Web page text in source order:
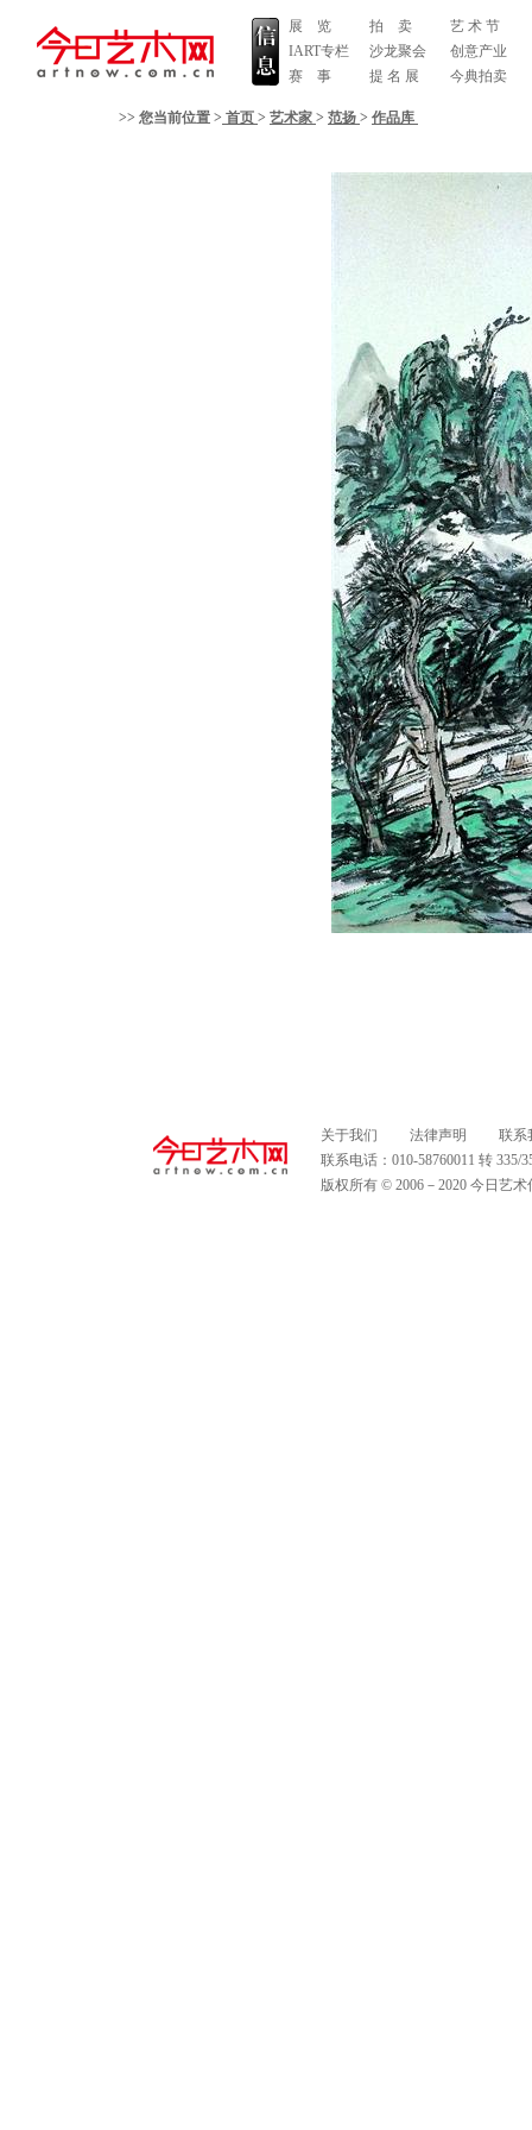
展 览
IART专栏
赛 事
拍 卖
沙龙聚会
提 名 展
艺 术 节
创意产业
今典拍卖
>> 您当前位置 > 首页 > 艺术家 > 范扬 > 作品库
关于我们 法律声明
联系
联系电话：010-58760011 转
版权所有 © 2006－2020 今日艺